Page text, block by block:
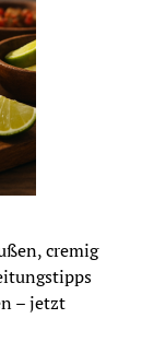
cremig
– jetzt